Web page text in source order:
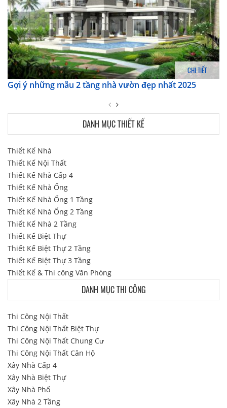
CHI TIẾT
Gợi ý những mẫu 2 tầng nhà vườn đẹp nhất 2025
DANH MỤC THIẾT KẾ
Thiết Kế Nhà
Thiết Kế Nội Thất
Thiết Kế Nhà Cấp 4
Thiết Kế Nhà Ống
Thiết Kế Nhà Ống 1 Tầng
Thiết Kế Nhà Ống 2 Tầng
Thiết Kế Nhà 2 Tầng
Thiết Kế Biệt Thự
Thiết Kế Biệt Thự 2 Tầng
Thiết Kế Biệt Thự 3 Tầng
Thiết Kế & Thi công Văn Phòng
DANH MỤC THI CÔNG
Thi Công Nội Thất
Thi Công Nội Thất Biệt Thự
Thi Công Nội Thất Chung Cư
Thi Công Nội Thất Căn Hộ
Xây Nhà Cấp 4
Xây Nhà Biệt Thự
Xây Nhà Phố
Xây Nhà 2 Tầng